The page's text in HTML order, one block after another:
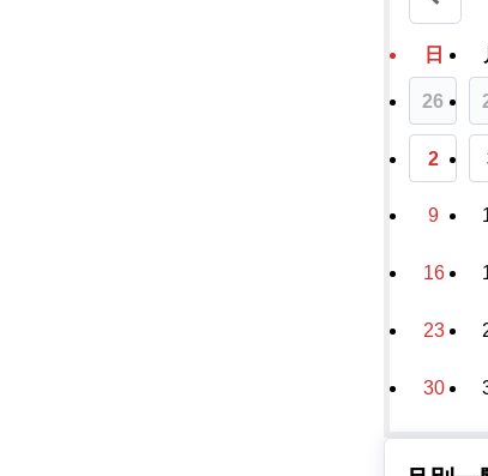
日
26
2
9
16
23
30